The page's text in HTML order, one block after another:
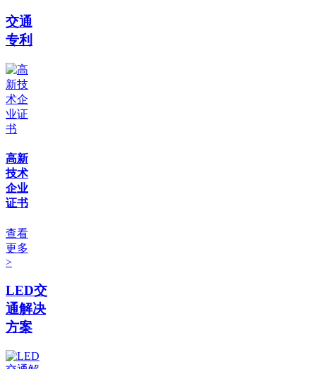
交通
专利
高新
技术
企业
证书
查看
更多
>
LED交
通解决
方案